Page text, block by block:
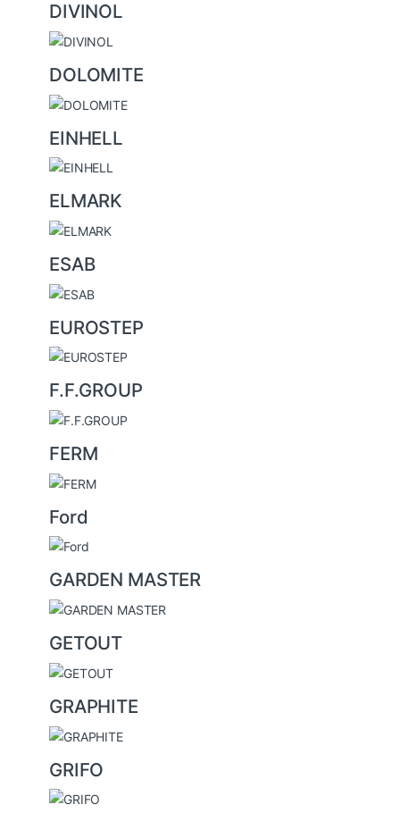
DIVINOL
DOLOMITE
EINHELL
ELMARK
ESAB
EUROSTEP
F.F.GROUP
FERM
Ford
GARDEN MASTER
GETOUT
GRAPHITE
GRIFO